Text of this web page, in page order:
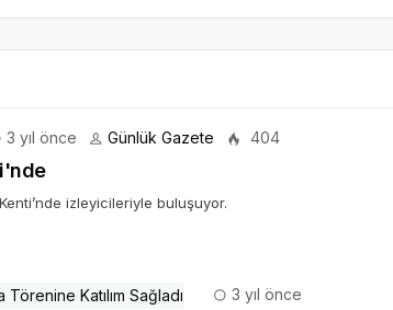
3 yıl önce Günlük Gazete 404
izleyicileriyle buluşuyor.
3 yıl önce